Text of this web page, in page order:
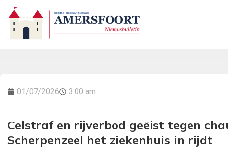
01/07/2026 3:00 am
Celstraf en rijverbod geëist tegen
Scherpenzeel het ziekenhuis in rijdt